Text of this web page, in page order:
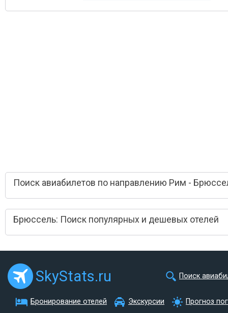
Поиск авиабилетов по направлению Рим -
Брюссель: Поиск популярных и дешевых отелей
SkyStats.ru Поиск
Бронирование отелей Экскурсии Прогноз